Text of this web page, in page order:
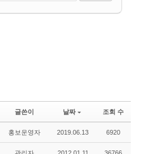
글쓴이 날짜 조회 수
홍보운영자 2019.06.13 6920